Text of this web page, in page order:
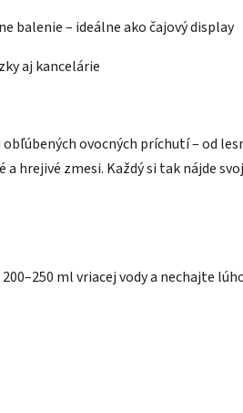
balenie – ideálne ako čajový display
aj kancelárie
ovocných príchutí – od
a hrejivé zmesi. Každý si tak nájde
ml vriacej vody a nechajte